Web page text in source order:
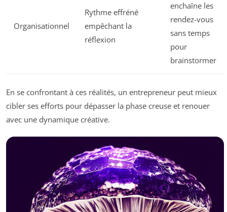
Organisationnel
Rythme effréné
empêchant la
réflexion
enchaîne les
rendez-vous
sans temps
pour
brainstormer
En se confrontant à ces réalités, un entrepreneur peut mieux
cibler ses efforts pour dépasser la phase creuse et renouer
avec une dynamique créative.